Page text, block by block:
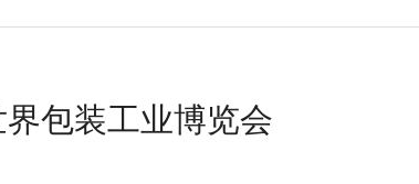
包装工业博览会